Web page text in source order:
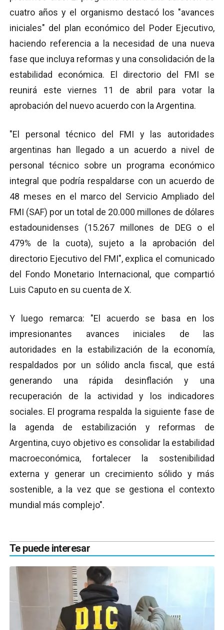
cuatro años y el organismo destacó los "avances
iniciales" del plan económico del Poder Ejecutivo,
haciendo referencia a la necesidad de una nueva
fase que incluya reformas y una consolidación de la
estabilidad económica. El directorio del FMI se
reunirá este viernes 11 de abril para votar la
aprobación del nuevo acuerdo con la Argentina.
"El personal técnico del FMI y las autoridades
argentinas han llegado a un acuerdo a nivel de
personal técnico sobre un programa económico
integral que podría respaldarse con un acuerdo de
48 meses en el marco del Servicio Ampliado del
FMI (SAF) por un total de 20.000 millones de dólares
estadounidenses (15.267 millones de DEG o el
479% de la cuota), sujeto a la aprobación del
directorio Ejecutivo del FMI", explica el comunicado
del Fondo Monetario Internacional, que compartió
Luis Caputo en su cuenta de X.
Y luego remarca: "El acuerdo se basa en los
impresionantes avances iniciales de las
autoridades en la estabilización de la economía,
respaldados por un sólido ancla fiscal, que está
generando una rápida desinflación y una
recuperación de la actividad y los indicadores
sociales. El programa respalda la siguiente fase de
la agenda de estabilización y reformas de
Argentina, cuyo objetivo es consolidar la estabilidad
macroeconómica, fortalecer la sostenibilidad
externa y generar un crecimiento sólido y más
sostenible, a la vez que se gestiona el contexto
mundial más complejo".
Te puede interesar